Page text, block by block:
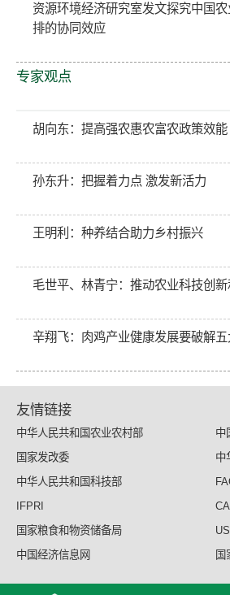
资源环境经济研究室发文探究中国
排的协同效应
专家观点
胡向东：提高强农惠农富农政策效能
孙东升：把握着力点 激发新活力
王明利：种养结合助力乡村振兴
毛世平、林青宁：推动农业科技创
辛翔飞：肉鸡产业健康发展要破解
友情链接
中华人民共和国农业农村部
中
国家发改委
中
中华人民共和国科技部
IFPRI
国家粮食和物资储备局
中国经济信息网
国